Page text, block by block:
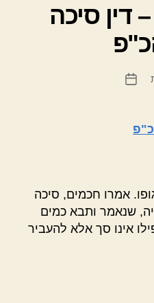
דין סיכה
תאריך
אמרו חכמים, סיכה
שנאמר ותבא כמים
אינו סך אלא להעביר